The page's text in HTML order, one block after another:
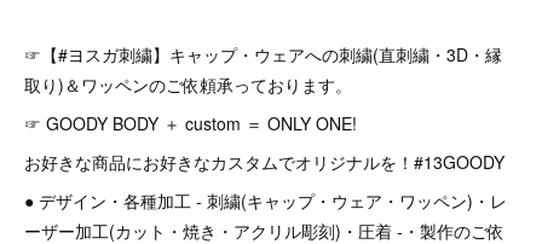
☞【#ヨスガ刺繍】キャップ・ウェアへの刺繍(直刺繍・3D・縁
取り)＆ワッペンのご依頼承っております。
☞ GOODY BODY ＋ custom ＝ ONLY ONE!
お好きな商品にお好きなカスタムでオリジナルを！#13GOODY
● デザイン・各種加工 - 刺繍(キャップ・ウェア・ワッペン)・レ
ーザー加工(カット・焼き・アクリル彫刻)・圧着 -・製作のご依